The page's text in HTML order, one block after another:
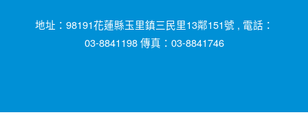
地址：98191花蓮縣玉里鎮三民里13鄰151號 , 電話：
03-8841198 傳真：03-8841746